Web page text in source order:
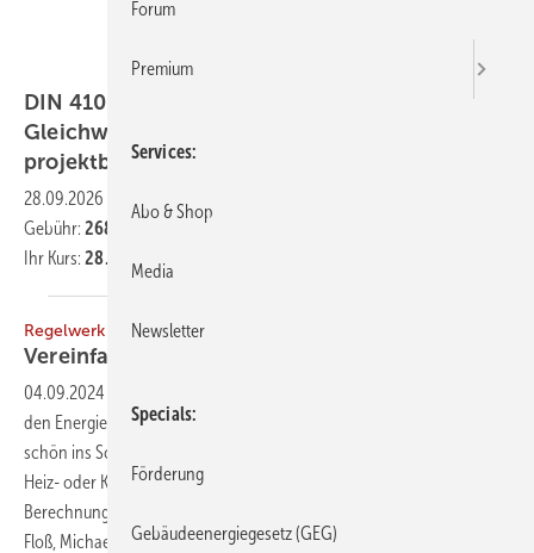
DIN 4108 Beiblatt 2 –
Gleichwertigkeitsnachweis und
projektbezogener
28.09.2026
Gebühr: 268,00 EUR
Ihr Kurs: 28. -
Regelwerk der Gebäudetechnik
Vereinfachen wir die
04.09.2024
den Energieverbrauch von Gebäude bilanzieren muss, der kann ganz
schön ins Schwitzen ­kommen – egal, ob es um die Berechnung der
Heiz- oder Kühllast oder den GEG-Nachweis geht. Zeit, die
Berechnungs- und Nachweisverfahren zu überarbeiten. ­Alexander
Floß, Michael
Schaub
Forum
Premium
Services
Abo & Shop
Media
Newsletter
Specials
Förderung
Gebäudeenergiegesetz (GEG)